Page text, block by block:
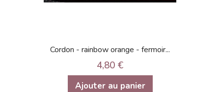
Cordon - rainbow orange - fermoir...
4,80 €
Ajouter au panier